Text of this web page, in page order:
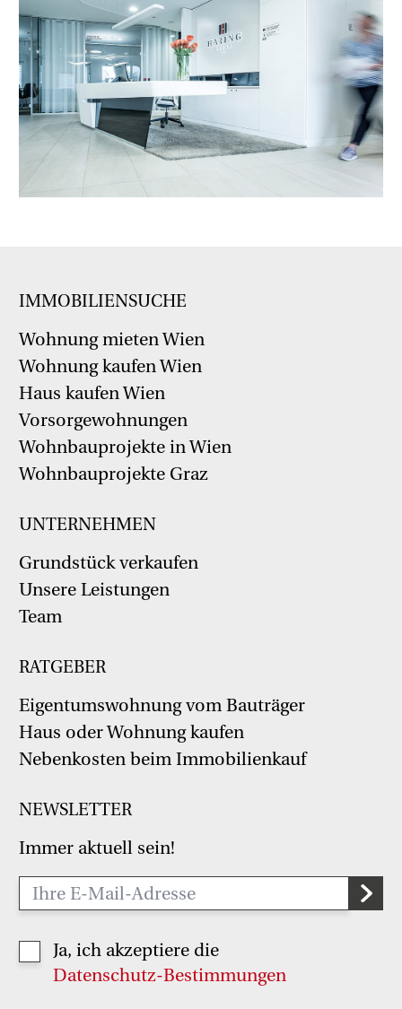
IMMOBILIENSUCHE
Wohnung mieten Wien
Wohnung kaufen Wien
Haus kaufen Wien
Vorsorgewohnungen
Wohnbauprojekte in Wien
Wohnbauprojekte Graz
UNTERNEHMEN
Grundstück verkaufen
Unsere Leistungen
Team
RATGEBER
Eigentumswohnung vom Bauträger
Haus oder Wohnung kaufen
Nebenkosten beim Immobilienkauf
NEWSLETTER
Immer aktuell sein!
Ja, ich akzeptiere die
Datenschutz-Bestimmungen